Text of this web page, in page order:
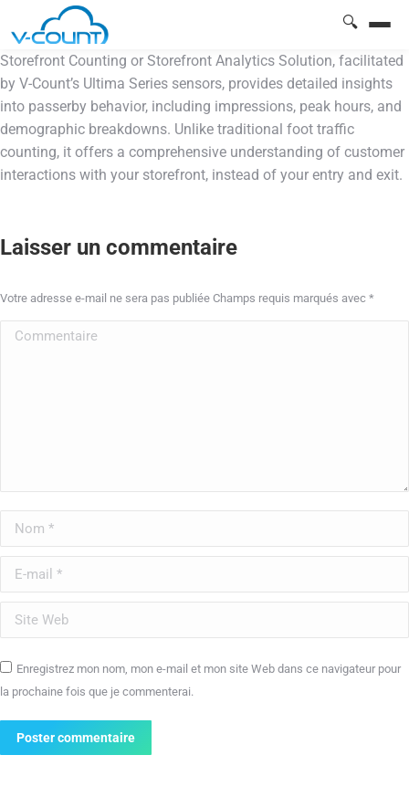
🔍
Storefront Counting or Storefront Analytics Solution, facilitated
by V-Count’s Ultima Series sensors, provides detailed insights
into passerby behavior, including impressions, peak hours, and
demographic breakdowns. Unlike traditional foot traffic
counting, it offers a comprehensive understanding of customer
interactions with your storefront, instead of your entry and exit.
Laisser un commentaire
Votre adresse e-mail ne sera pas publiée Champs requis marqués avec *
Commentaire
Nom *
E-mail *
Site Web
Enregistrez mon nom, mon e-mail et mon site Web dans ce navigateur pour
la prochaine fois que je commenterai.
Poster commentaire